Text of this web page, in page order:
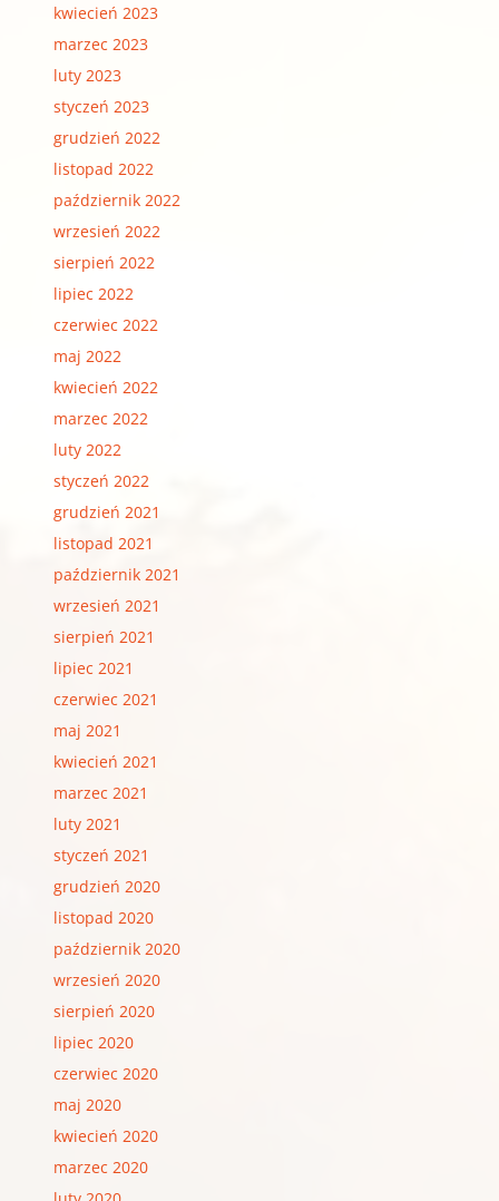
kwiecień 2023
marzec 2023
luty 2023
styczeń 2023
grudzień 2022
listopad 2022
październik 2022
wrzesień 2022
sierpień 2022
lipiec 2022
czerwiec 2022
maj 2022
kwiecień 2022
marzec 2022
luty 2022
styczeń 2022
grudzień 2021
listopad 2021
październik 2021
wrzesień 2021
sierpień 2021
lipiec 2021
czerwiec 2021
maj 2021
kwiecień 2021
marzec 2021
luty 2021
styczeń 2021
grudzień 2020
listopad 2020
październik 2020
wrzesień 2020
sierpień 2020
lipiec 2020
czerwiec 2020
maj 2020
kwiecień 2020
marzec 2020